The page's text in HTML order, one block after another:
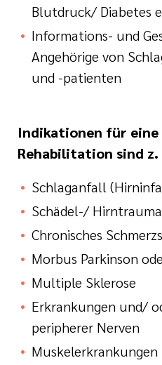
Blutdruck/ Diabetes
Informations- und
Angehörige von
und -patienten
Indikationen für eine
Rehabilitation sind z.
Schlaganfall
Schädel-/
Chronisches
Morbus Parkinson
Multiple Sklerose
Erkrankungen und/
peripherer Nerven
Muskelerkrankungen